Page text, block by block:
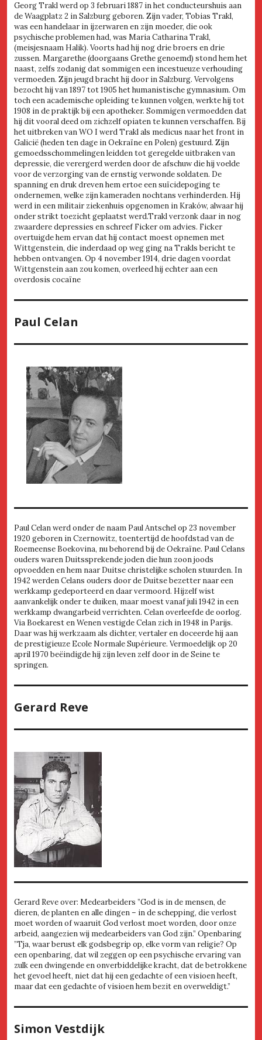
Georg Trakl werd op 3 februari 1887 in het conducteurshuis aan
de Waagplatz 2 in Salzburg geboren. Zijn vader, Tobias Trakl,
was een handelaar in ijzerwaren en zijn moeder, die ook
psychische problemen had, was Maria Catharina Trakl,
(meisjesnaam Halik). Voorts had hij nog drie broers en drie
zussen. Margarethe (doorgaans Grethe genoemd) stond hem het
naast, zelfs zodanig dat sommigen een incestueuze verhouding
vermoeden. Zijn jeugd bracht hij door in Salzburg. Vervolgens
bezocht hij van 1897 tot 1905 het humanistische gymnasium. Om
toch een academische opleiding te kunnen volgen, werkte hij tot
1908 in de praktijk bij een apotheker. Sommigen vermoedden dat
hij dit vooral deed om zichzelf opiaten te kunnen verschaffen. Bij
het uitbreken van WO I werd Trakl als medicus naar het front in
Galicië (heden ten dage in Oekraïne en Polen) gestuurd. Zijn
gemoedsschommelingen leidden tot geregelde uitbraken van
depressie, die verergerd werden door de afschuw die hij voelde
voor de verzorging van de ernstig verwonde soldaten. De
spanning en druk dreven hem ertoe een suïcidepoging te
ondernemen, welke zijn kameraden nochtans verhinderden. Hij
werd in een militair ziekenhuis opgenomen in Kraków, alwaar hij
onder strikt toezicht geplaatst werd.Trakl verzonk daar in nog
zwaardere depressies en schreef Ficker om advies. Ficker
overtuigde hem ervan dat hij contact moest opnemen met
Wittgenstein, die inderdaad op weg ging na Trakls bericht te
hebben ontvangen. Op 4 november 1914, drie dagen voordat
Wittgenstein aan zou komen, overleed hij echter aan een
overdosis cocaïne
Paul Celan
Paul Celan werd onder de naam Paul Antschel op 23 november
1920 geboren in Czernowitz, toentertijd de hoofdstad van de
Roemeense Boekovina, nu behorend bij de Oekraïne. Paul Celans
ouders waren Duitssprekende joden die hun zoon joods
opvoedden en hem naar Duitse christelijke scholen stuurden. In
1942 werden Celans ouders door de Duitse bezetter naar een
werkkamp gedeporteerd en daar vermoord. Hijzelf wist
aanvankelijk onder te duiken, maar moest vanaf juli 1942 in een
werkkamp dwangarbeid verrichten. Celan overleefde de oorlog.
Via Boekarest en Wenen vestigde Celan zich in 1948 in Parijs.
Daar was hij werkzaam als dichter, vertaler en doceerde hij aan
de prestigieuze Ecole Normale Supérieure. Vermoedelijk op 20
april 1970 beëindigde hij zijn leven zelf door in de Seine te
springen.
Gerard Reve
Gerard Reve over: Medearbeiders ”God is in de mensen, de
dieren, de planten en alle dingen – in de schepping, die verlost
moet worden of waaruit God verlost moet worden, door onze
arbeid, aangezien wij medearbeiders van God zijn.” Openbaring
”Tja, waar berust elk godsbegrip op, elke vorm van religie? Op
een openbaring, dat wil zeggen op een psychische ervaring van
zulk een dwingende en onverbiddelijke kracht, dat de betrokkene
het gevoel heeft, niet dat hij een gedachte of een visioen heeft,
maar dat een gedachte of visioen hem bezit en overweldigt.”
Simon Vestdijk